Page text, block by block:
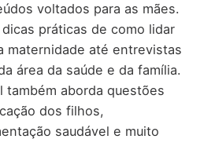
voltados para as mães.
práticas de como lidar
maternidade até entrevistas
área da saúde e da família.
também aborda questões
dos filhos,
saudável e muito